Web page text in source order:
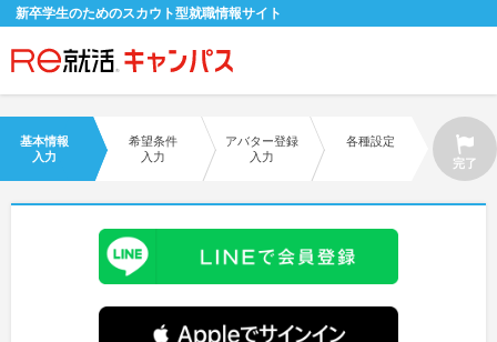
新卒学生のためのスカウト型就職情報サイト
会員登録 ログイン
【4年生】
説明会を探す
【1～3年生】
基本情報
入力
希望条件
入力
アバター登録
入力
各種設定
完了